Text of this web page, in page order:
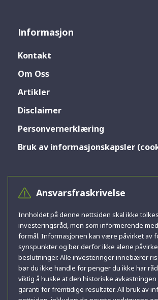
Informasjon
Kontakt
Om Oss
Artikler
Disclaimer
Personvernerklæring
Bruk av informasjonskapsler
Ansvarsfraskrivelse
Innholdet på denne nettsiden skal ikke
investeringsråd, men som informerende
formål. Informasjonen kan være påvirket av
synspunkter og bør derfor ikke alene
beslutninger. Alle investeringer innebærer
bør du ikke handle for penger du ikke har
viktig å huske at den historiske
garanti for fremtidige resultater. All bruk av